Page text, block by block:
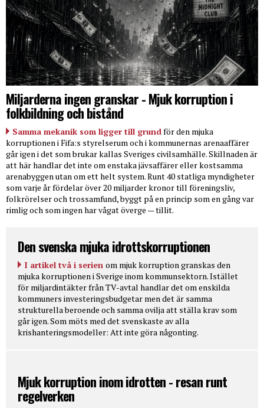
Miljarderna ingen granskar - Mjuk korruption i
folkbildning och bistånd
Samma mekanik som ligger till grundför den mjuka
korruptionen i Fifa:s styrelserum och i kommunernas arenaaffärer
går igen i det som brukar kallas Sveriges civilsamhälle. Skillnaden är
att här handlar det inte om enstaka jävsaffärer eller kostsamma
arenabyggen utan om ett helt system. Runt 40 statliga myndigheter
som varje år fördelar över 20 miljarder kronor till föreningsliv,
folkrörelser och trossamfund, byggt på en princip som en gång var
rimlig och som ingen har vågat överge — tillit.
Den svenska mjuka idrottskorruptionen
I artikel två i serien om mjuk korruption granskas den
mjuka korruptionen i Sverige inom kommunsektorn. Istället
för miljardintäkter från TV-avtal handlar det om enskilda
kommuners investeringsbudgetar men det är samma
strukturella beroende och samma ovilja att ställa krav som
går igen. Som möts med det svenskaste av alla
krishanteringsmodeller: Att inte göra någonting.
Mjuk korruption inom idrotten - resan runt
regelverken